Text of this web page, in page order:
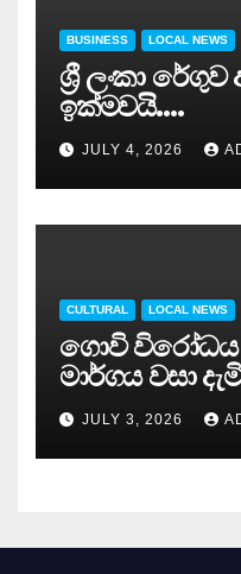
BUSINESS LOCAL NEWS
ශ්‍රී ලංකා
ඉක්මවයි….
JULY 4, 2026
CULTURAL LOCAL NEWS
ගොවි
මාර්ගය වසා
JULY 3, 2026